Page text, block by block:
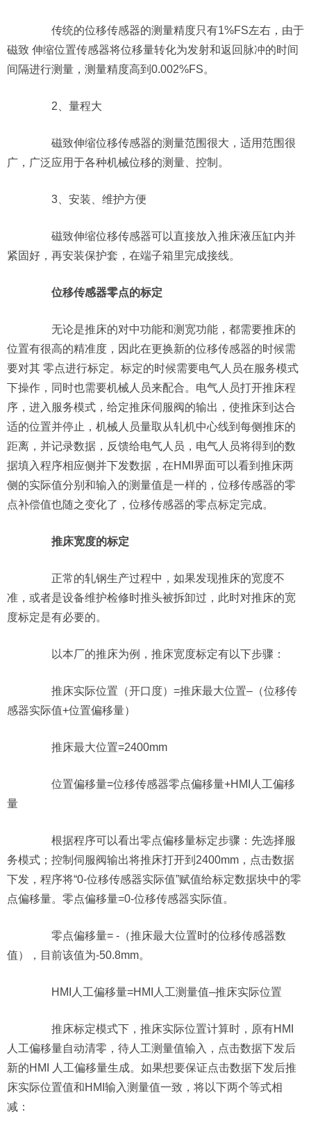
传统的位移传感器的测量精度只有1%FS左右，由于
磁致 伸缩位置传感器将位移量转化为发射和返回脉冲的时间
间隔进行测量，测量精度高到0.002%FS。
2、量程大
磁致伸缩位移传感器的测量范围很大，适用范围很
广，广泛应用于各种机械位移的测量、控制。
3、安装、维护方便
磁致伸缩位移传感器可以直接放入推床液压缸内并
紧固好，再安装保护套，在端子箱里完成接线。
位移传感器零点的标定
无论是推床的对中功能和测宽功能，都需要推床的
位置有很高的精准度，因此在更换新的位移传感器的时候需
要对其 零点进行标定。标定的时候需要电气人员在服务模式
下操作，同时也需要机械人员来配合。电气人员打开推床程
序，进入服务模式，给定推床伺服阀的输出，使推床到达合
适的位置并停止，机械人员量取从轧机中心线到每侧推床的
距离，并记录数据，反馈给电气人员，电气人员将得到的数
据填入程序相应侧并下发数据，在HMI界面可以看到推床两
侧的实际值分别和输入的测量值是一样的，位移传感器的零
点补偿值也随之变化了，位移传感器的零点标定完成。
推床宽度的标定
正常的轧钢生产过程中，如果发现推床的宽度不
准，或者是设备维护检修时推头被拆卸过，此时对推床的宽
度标定是有必要的。
以本厂的推床为例，推床宽度标定有以下步骤：
推床实际位置（开口度）=推床最大位置–（位移传
感器实际值+位置偏移量）
推床最大位置=2400mm
位置偏移量=位移传感器零点偏移量+HMI人工偏移
量
根据程序可以看出零点偏移量标定步骤：先选择服
务模式；控制伺服阀输出将推床打开到2400mm，点击数据
下发，程序将“0-位移传感器实际值”赋值给标定数据块中的零
点偏移量。零点偏移量=0-位移传感器实际值。
零点偏移量= -（推床最大位置时的位移传感器数
值），目前该值为-50.8mm。
HMI人工偏移量=HMI人工测量值–推床实际位置
推床标定模式下，推床实际位置计算时，原有HMI
人工偏移量自动清零，待人工测量值输入，点击数据下发后
新的HMI 人工偏移量生成。如果想要保证点击数据下发后推
床实际位置值和HMI输入测量值一致，将以下两个等式相
减：